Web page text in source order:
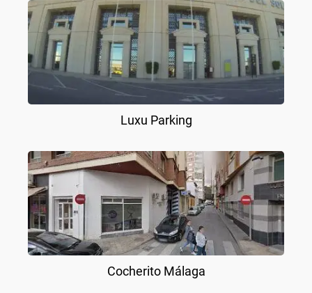
Luxu Parking
Cocherito Málaga